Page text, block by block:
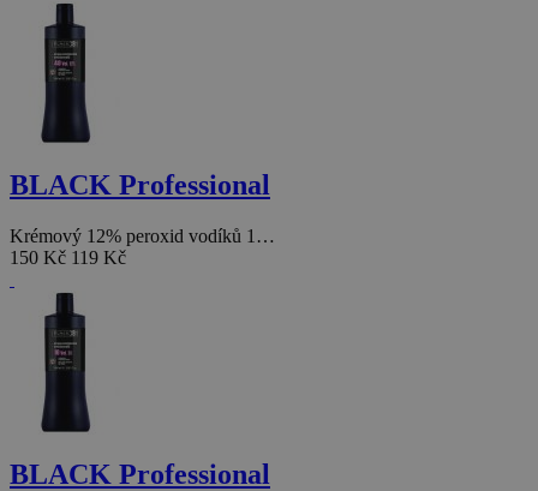
BLACK Professional
Krémový 12% peroxid vodíků 1…
150 Kč 119 Kč
BLACK Professional